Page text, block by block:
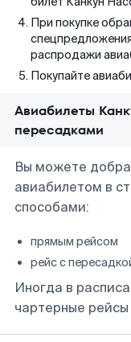
При покупке
распродажи
Покупайте
Авиабилеты
пересадками
Вы можете
авиабилетом в
способами:
прямым рейсом
рейс с
Иногда в
чартерные рейсы